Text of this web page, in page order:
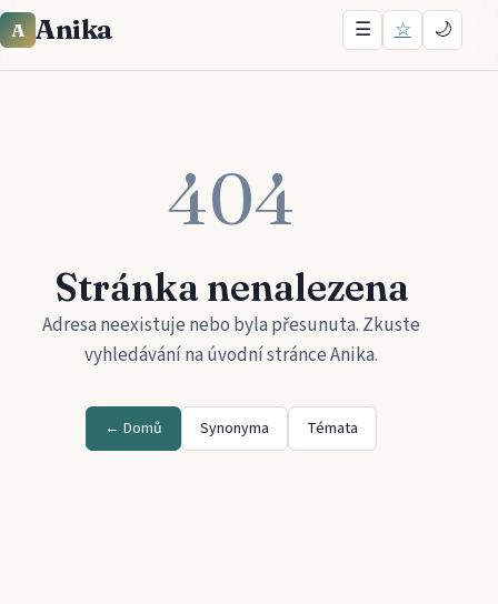
A Anika ☰ ☆ 🌙
404
Stránka nenalezena
Adresa neexistuje nebo byla přesunuta. Zkuste
vyhledávání na úvodní stránceAnika.
← Domů Synonyma Témata